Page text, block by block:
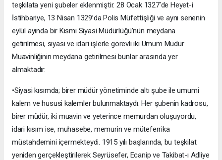
teşkilata yeni şubeler eklenmiştir. 28 Ocak 1327’de Heyet-i
İstihbariye, 13 Nisan 1329’da Polis Müfettişliği ve aynı senenin
eylül ayında bir Kısmı Siyasi Müdürlüğü’nün meydana
getirilmesi, siyasi ve idari işlerle görevli iki Umum Müdür
Muavinliğinin meydana getirilmesi bunlar arasında yer
almaktadır.
•Siyasi kısımda; birer müdür yönetiminde altı şube ile umumi
kalem ve hususi kalemler bulunmaktaydı. Her şubenin kadrosu,
birer müdür, iki muavin ve yeterince memurdan oluşuyordu,
idari kısım ise, muhasebe, memurin ve müteferrika
müstahdemini içermekteydi. 1915 yılı başlarında, bu teşkilat
yeniden gerçekleştirilerek Seyrüsefer, Ecanip ve Takibat-ı Adliye